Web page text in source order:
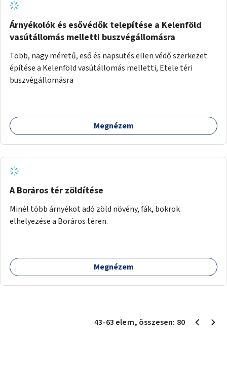
Árnyékolók és esővédők telepítése a Kelenföld
vasútállomás melletti buszvégállomásra
Több, nagy méretű, eső és napsütés ellen védő szerkezet
építése a Kelenföld vasútállomás melletti, Etele téri
buszvégállomásra
Megnézem
A Boráros tér zöldítése
Minél több árnyékot adó zöld növény, fák, bokrok
elhelyezése a Boráros téren.
Megnézem
43-63 elem, összesen: 80